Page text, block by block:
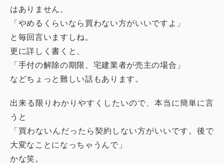
はありません。
「やめるくらいなら買わない方がいいですよ」
と毎回言いますしね。
更に詳しく書くと、
「手付の解除の期限、宅建業者が売主の場合」
などちょっと難しい話もあります。
出来る限りわかりやすくしたいので、本当に簡単に言
うと
「買わないんだったら契約しない方がいいです。後で
大変なことになっちゃうんで」
かな笑。